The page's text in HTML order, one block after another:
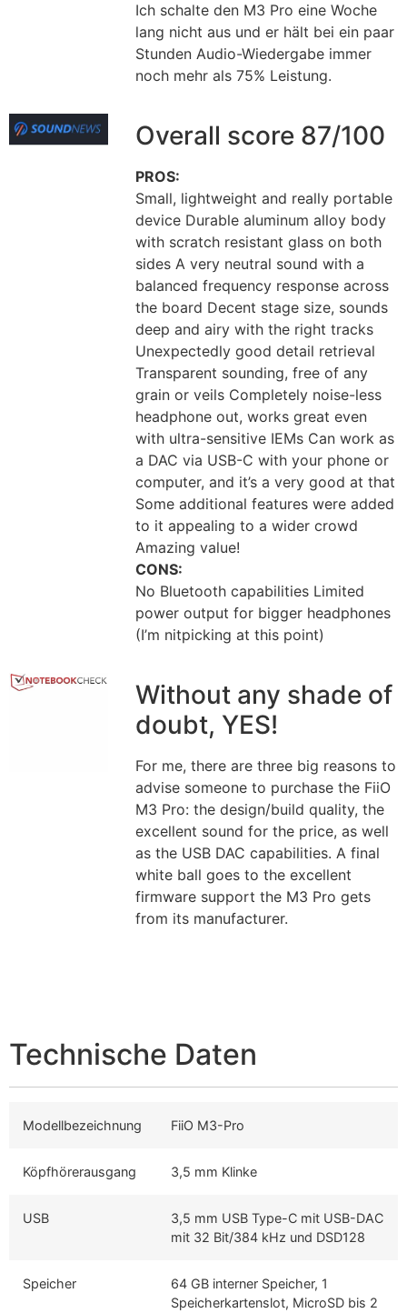
Ich schalte den M3 Pro eine Woche
lang nicht aus und er hält bei ein paar
Stunden Audio-Wiedergabe immer
noch mehr als 75% Leistung.
Overall score 87/100
PROS:
Small, lightweight and really portable
device Durable aluminum alloy body
with scratch resistant glass on both
sides A very neutral sound with a
balanced frequency response across
the board Decent stage size, sounds
deep and airy with the right tracks
Unexpectedly good detail retrieval
Transparent sounding, free of any
grain or veils Completely noise-less
headphone out, works great even
with ultra-sensitive IEMs Can work as
a DAC via USB-C with your phone or
computer, and it’s a very good at that
Some additional features were added
to it appealing to a wider crowd
Amazing value!
CONS:
No Bluetooth capabilities Limited
power output for bigger headphones
(I’m nitpicking at this point)
Without any shade of
doubt, YES!
For me, there are three big reasons to
advise someone to purchase the FiiO
M3 Pro: the design/build quality, the
excellent sound for the price, as well
as the USB DAC capabilities. A final
white ball goes to the excellent
firmware support the M3 Pro gets
from its manufacturer.
Technische Daten
Modellbezeichnung FiiO M3-Pro
Köpfhörerausgang 3,5 mm Klinke
USB
3,5 mm USB Type-C mit USB-DAC
mit 32 Bit/384 kHz und DSD128
Speicher
64 GB interner Speicher, 1
Speicherkartenslot, MicroSD bis 2